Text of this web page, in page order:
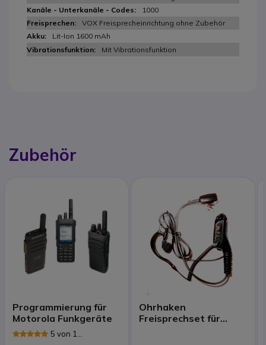
1000
VOX Freisprecheinrichtung ohne Zubehör
Lit-Ion 1600 mAh
Mit Vibrationsfunktion
Zubehör
Programmierung für
Motorola Funkgeräte
5 von 1
Ohrhaken
Freisprechset für